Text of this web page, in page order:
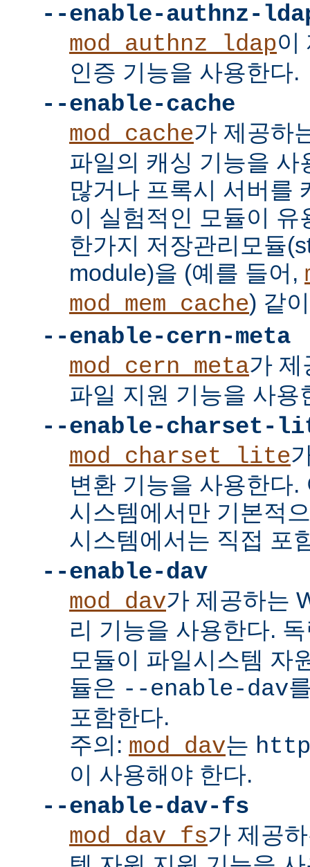
--enable-authnz-
mod_authnz_ldap이
인증 기능을 사용한다.
--enable-cache
mod_cache가 제공하
파일의 캐싱 기능을 사
많거나 프록시 서버를
이 실험적인 모듈이
한가지 저장관리모듈
module)을 (예를 들어,
mod_mem_cache) 같
--enable-cern-meta
mod_cern_meta가 제
파일 지원 기능을 사용
--enable-charset-
mod_charset_lite
변환 기능을 사용한다
시스템에서만 기본적
시스템에서는 직접 포
--enable-dav
mod_dav가 제공하는
리 기능을 사용한다.
모듈이 파일시스템 자
듈은 --enable-dav
포함한다.
주의: mod_dav는 http
이 사용해야 한다.
--enable-dav-fs
mod_dav_fs가 제공